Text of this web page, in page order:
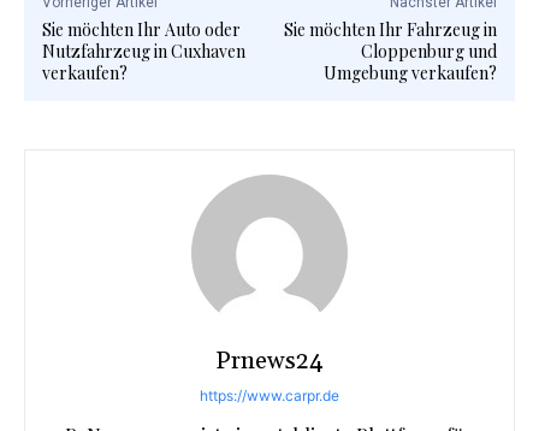
Sie möchten Ihr Auto oder
Nutzfahrzeug in Cuxhaven
verkaufen?
Sie möchten Ihr Fahrzeug in
Cloppenburg und
Umgebung verkaufen?
Prnews24
https://www.carpr.de